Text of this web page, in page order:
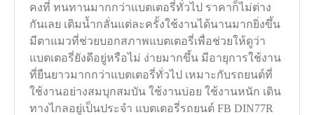
คงที่ ทนทานมากกว่าแบตเตอรี่ทั่วไป ราคาก็ไม่ต่าง
กันเลย เติมน้ำกลั่นแต่ละครั้งใช้งานได้นานมากยิ่งขึ้น
มีตาแมวที่ช่วยบอกสภาพแบตเตอรี่เพื่อช่วยให้ดูว่า
แบตเตอรี่ยังดีอยู่หรือไม่ ง่ายมากขึ้น มีอายุการใช้งาน
ที่ยืนยาวมากกว่าแบตเตอรี่ทั่วไป เหมาะกับรถยนต์ที่
ใช้งานอย่างสมบุกสมบัน ใช้งานบ่อย ใช้งานหนัก เดิน
ทางไกลอยู่เป็นประจำ แบตเตอรี่รถยนต์ FB DIN77R